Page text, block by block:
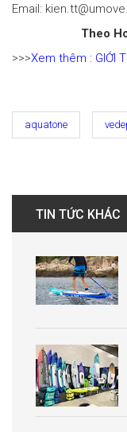
Email:
Theo
>>>Xem thêm : GIỚI
aquatone
TIN TỨC KHÁC